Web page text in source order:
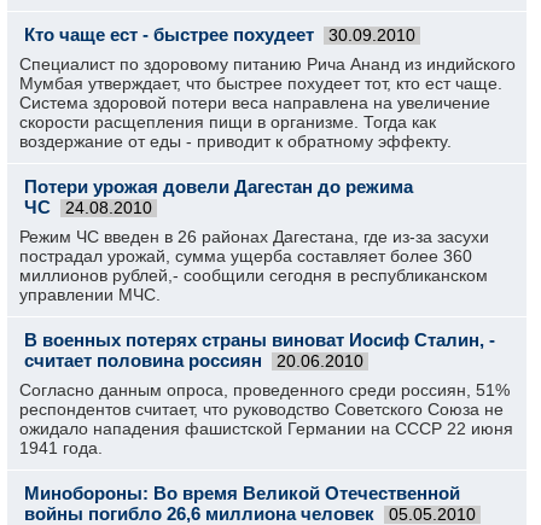
Кто чаще ест - быстрее похудеет 30.09.2010
Специалист по здоровому питанию Рича Ананд из индийского
Мумбая утверждает, что быстрее похудеет тот, кто ест чаще.
Система здоровой потери веса направлена на увеличение
скорости расщепления пищи в организме. Тогда как
воздержание от еды - приводит к обратному эффекту.
Потери урожая довели Дагестан до режима
ЧС
24.08.2010
Режим ЧС введен в 26 районах Дагестана, где из-за засухи
пострадал урожай, сумма ущерба составляет более 360
миллионов рублей,- сообщили сегодня в республиканском
управлении МЧС.
В военных потерях страны виноват Иосиф Сталин, -
считает половина россиян
20.06.2010
Согласно данным опроса, проведенного среди россиян, 51%
респондентов считает, что руководство Советского Союза не
ожидало нападения фашистской Германии на СССР 22 июня
1941 года.
Минобороны: Во время Великой Отечественной
войны погибло 26,6 миллиона человек
05.05.2010